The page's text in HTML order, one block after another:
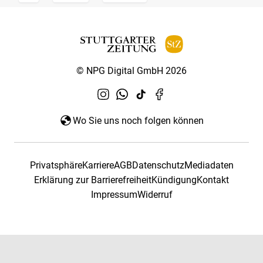
© NPG Digital GmbH 2026
Wo Sie uns noch folgen können
PrivatsphäreKarriereAGBDatenschutzMediadaten
Erklärung zur BarrierefreiheitKündigungKontakt
ImpressumWiderruf